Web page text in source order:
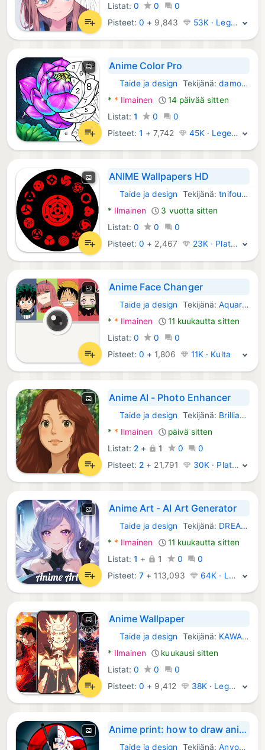
Listat:0 0
0
Pisteet:0 + 9,843 53K · Legenda
Anime Color Pro
Android Sovellukset:
Taide ja design Tekijänä:damonwatks
* * Ilmainen
14 päivää sitten
Listat:1 0
0
Pisteet:1 +7,742 45K · Legenda
ANIME Wallpapers HD
Android Sovellukset:
Taide ja design Tekijänä:tnifoui wallpaper
* Ilmainen
3 vuotta sitten
Listat:0 0
0
Pisteet:0 + 2,467 23K · Platina
Anime Face Changer
Android Sovellukset:
Taide ja design Tekijänä:Aquarius Dev.
* * Ilmainen
11 kuukautta sitten
Listat:0 0
0
Pisteet:0 + 1,806 11K · Kulta
Anime AI - Photo Enhancer
Android Sovellukset:
Taide ja design Tekijänä: Brilliant Game Limited
* * Ilmainen
päivä sitten
Listat: 2 + 1 0
0
Pisteet: 2 + 21,791 30K · Platina
Anime Art - AI Art Generator
Android Sovellukset:
Taide ja design Tekijänä: DREAMPLAY
* * Ilmainen
11 kuukautta sitten
Listat:1 + 1 0
0
Pisteet:7 + 113,093 64K · Legenda
Anime Wallpaper
Android Sovellukset:
Taide ja design Tekijänä: KAWAII WALLPAPER
* Ilmainen
kuukausi sitten
Listat:0 0
0
Pisteet:0 + 9,412 38K · Legenda
Anime print: how to draw anime
Taide ja design Tekijänä:Anvoan app